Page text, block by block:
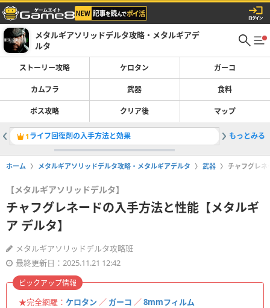
メタルギアソリッドデルタ攻略・メタルギアデ
ルタ
ストーリー攻略 ケロタン ガーコ
カムフラ 武器 食料
ボス攻略 クリア後 マップ
1ライフ回復剤の入手方法と効果 2SVDの
もっとみる
ホーム メタルギアソリッドデルタ攻略・メタルギアデルタ 武器 チャフグレ
【メタルギアソリッドデルタ】
チャフグレネードの入手方法と性能【メタルギ
ア デルタ】
メタルギアソリッドデルタ攻略班
最終更新日：2025.11.21 12:42
★完全網羅： ケロタン ／ ガーコ ／8mmフィルム
ピックアップ情報